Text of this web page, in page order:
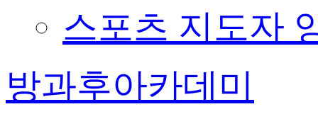
스포츠 지도자
방과후아카데미